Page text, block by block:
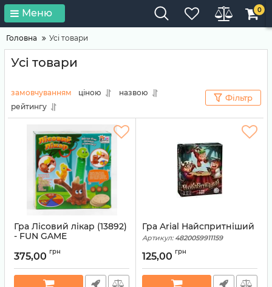
Меню 0
Головна Усі товари
Усі товари
замовчуванням ціною
назвою
рейтингу
Фільтр
Гра Лісовий лікар (13892)
- FUN GAME
375,00 грн
Гра Arial Найспритніший
Артикул: 4820059911159
125,00 грн